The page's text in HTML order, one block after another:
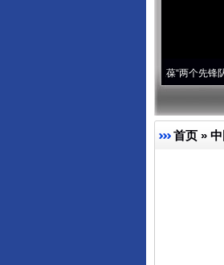
永葆“两个先锋队”本色·[视频]
首页 »